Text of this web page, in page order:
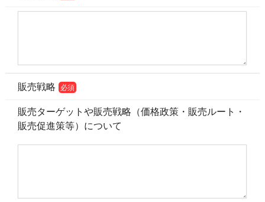
販売戦略 必須
販売ターゲットや販売戦略（価格政策・販売ルート・
販売促進策等）について